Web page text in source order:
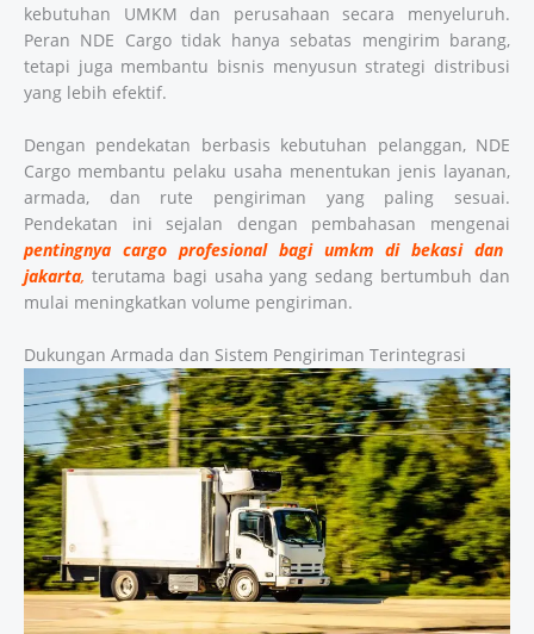
kebutuhan UMKM dan perusahaan secara menyeluruh.
Peran NDE Cargo tidak hanya sebatas mengirim barang,
tetapi juga membantu bisnis menyusun strategi distribusi
yang lebih efektif.
Dengan pendekatan berbasis kebutuhan pelanggan, NDE
Cargo membantu pelaku usaha menentukan jenis layanan,
armada, dan rute pengiriman yang paling sesuai.
Pendekatan ini sejalan dengan pembahasan mengenai
pentingnya cargo profesional bagi umkm di bekasi dan
jakarta, terutama bagi usaha yang sedang bertumbuh dan
mulai meningkatkan volume pengiriman.
Dukungan Armada dan Sistem Pengiriman Terintegrasi